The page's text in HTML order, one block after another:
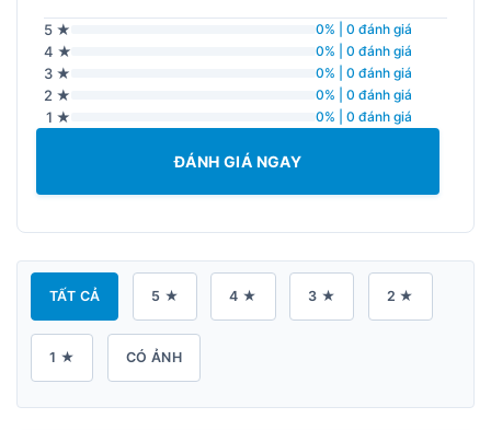
5 ★ 0% | 0 đánh giá
4 ★ 0% | 0 đánh giá
3 ★ 0% | 0 đánh giá
2 ★ 0% | 0 đánh giá
1 ★ 0% | 0 đánh giá
ĐÁNH GIÁ NGAY
TẤT CẢ 5 ★ 4 ★ 3 ★ 2 ★
1 ★ CÓ ẢNH